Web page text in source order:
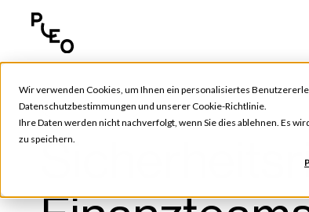
Wir verwenden Cookies, um Ihnen ein personalisiertes
Datenschutzbestimmungen und unsererCookie-Richtlinie.
Ihre Daten werden nicht nachverfolgt, wenn Sie dies ablehnen. Es
zu speichern.
Tools & Tipps